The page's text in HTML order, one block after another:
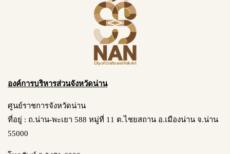
องค์การบริหารส่วนจังหวัดน่าน
ศูนย์ราชการจังหวัดน่าน
ที่อยู่ : ถ.น่าน-พะเยา 588 หมู่ที่ 11 ต.ไชยสถาน อ.เมืองน่าน จ.น่าน
55000